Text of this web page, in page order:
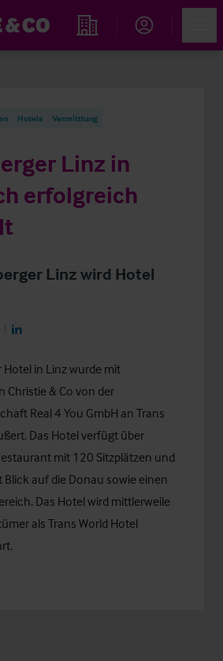
Immobiliensuche
Hotels Vermittlung
Linz in
erfolgreich
Linz wird Hotel
on Facebook
Share on LinkedIn
Hotel in Linz wurde mit
Christie & Co von der
Real 4 You GmbH an Trans
Das Hotel verfügt über
mit 120 Sitzplätzen und
auf die Donau sowie einen
Das Hotel wird mittlerweile
als Trans World Hotel